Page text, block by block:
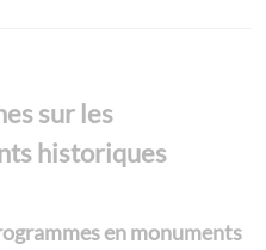
sur les
historiques
en monuments